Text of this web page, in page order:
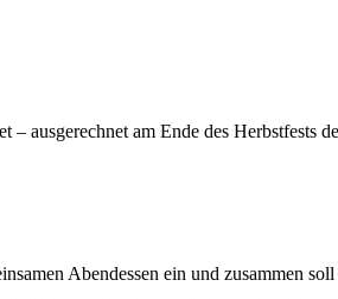
ausgerechnet am Ende des Herbstfests
Abendessen ein und zusammen